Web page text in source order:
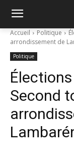
Accueil Politique
arrondissement de
Politique
Second